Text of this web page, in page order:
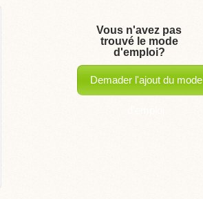
Vous n'avez pas
trouvé le mode
d'emploi?
Demader l'ajout du mode